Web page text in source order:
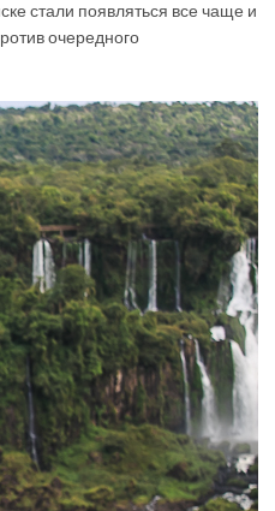
стали появляться все чаще и
очередного